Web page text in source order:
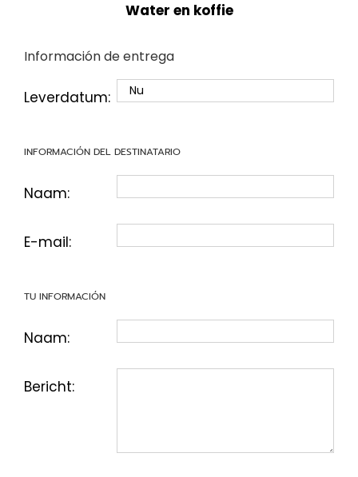
Water en koffie
Información de entrega
Leverdatum:
INFORMACIÓN DEL DESTINATARIO
Naam:
E-mail:
TU INFORMACIÓN
Naam:
Bericht: